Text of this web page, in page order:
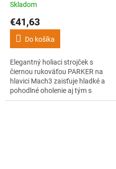
Skladom
€41,63
Do košíka
Elegantný holiaci strojček s
čiernou rukoväťou PARKER na
hlavici Mach3 zaisťuje hladké a
pohodlné oholenie aj tým s
citlivou alebo problematickou